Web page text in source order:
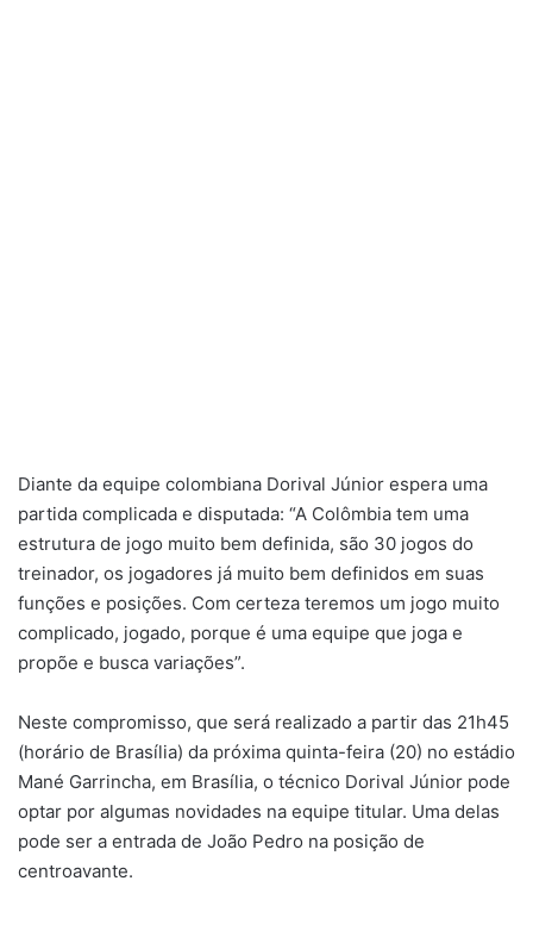
Diante da equipe colombiana Dorival Júnior espera uma
partida complicada e disputada: “A Colômbia tem uma
estrutura de jogo muito bem definida, são 30 jogos do
treinador, os jogadores já muito bem definidos em suas
funções e posições. Com certeza teremos um jogo muito
complicado, jogado, porque é uma equipe que joga e
propõe e busca variações”.
Neste compromisso, que será realizado a partir das 21h45
(horário de Brasília) da próxima quinta-feira (20) no estádio
Mané Garrincha, em Brasília, o técnico Dorival Júnior pode
optar por algumas novidades na equipe titular. Uma delas
pode ser a entrada de João Pedro na posição de
centroavante.